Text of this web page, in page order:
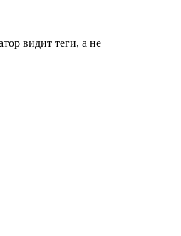
видит теги, а не